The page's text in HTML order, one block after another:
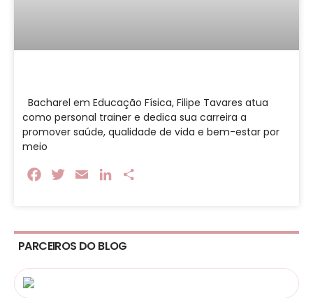
Bacharel em Educação Física, Filipe Tavares atua
como personal trainer e dedica sua carreira a
promover saúde, qualidade de vida e bem-estar por
meio
FacebookTwitterEmail LinkedIn
PARCEIROS DO BLOG